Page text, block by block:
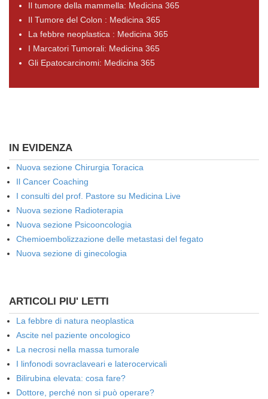
Il tumore della mammella: Medicina 365
Il Tumore del Colon : Medicina 365
La febbre neoplastica : Medicina 365
I Marcatori Tumorali: Medicina 365
Gli Epatocarcinomi: Medicina 365
IN EVIDENZA
Nuova sezione Chirurgia Toracica
Il Cancer Coaching
I consulti del prof. Pastore su Medicina Live
Nuova sezione Radioterapia
Nuova sezione Psicooncologia
Chemioembolizzazione delle metastasi del fegato
Nuova sezione di ginecologia
ARTICOLI PIU' LETTI
La febbre di natura neoplastica
Ascite nel paziente oncologico
La necrosi nella massa tumorale
I linfonodi sovraclaveari e laterocervicali
Bilirubina elevata: cosa fare?
Dottore, perché non si può operare?